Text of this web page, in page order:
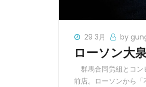
29 3月 by
ローソン大
群馬合同労組とコン
前店。ローソンから